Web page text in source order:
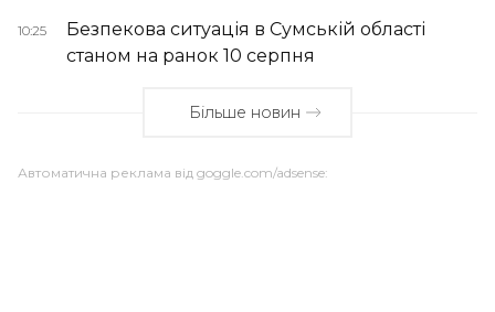
10:25
Безпекова ситуація в Сумській області
станом на ранок 10 серпня
Більше новин
Автоматична реклама від goggle.com/adsense: